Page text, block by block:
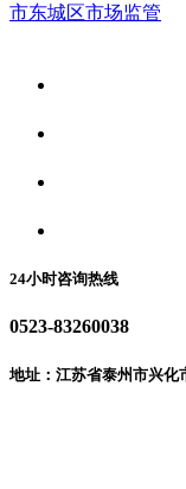
市东城区市场监管
24小时咨询热线
0523-83260038
地址：江苏省泰州市兴化